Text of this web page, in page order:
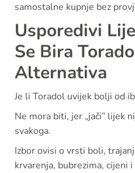
samostalne kupnje bez
Usporedivi
Se Bira
Alternativa
Je li Toradol uvijek bolji od
Ne mora biti, jer „jači” lijek
svakoga.
Izbor ovisi o vrsti boli,
krvarenja, bubrezima, cijeni